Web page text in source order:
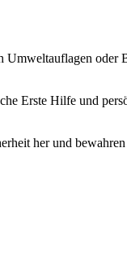
Umweltauflagen oder
Erste Hilfe und
her und